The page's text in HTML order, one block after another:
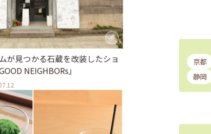
が見つかる石蔵を改装したショ
NEIGHBORs」
京都
静岡